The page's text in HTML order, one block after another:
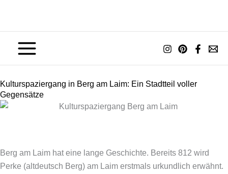
springen
Kulturspaziergang in Berg am Laim: Ein Stadtteil voller
Gegensätze
Berg am Laim hat eine lange Geschichte. Bereits 812 wird
Perke (altdeutsch Berg) am Laim erstmals urkundlich erwähnt.